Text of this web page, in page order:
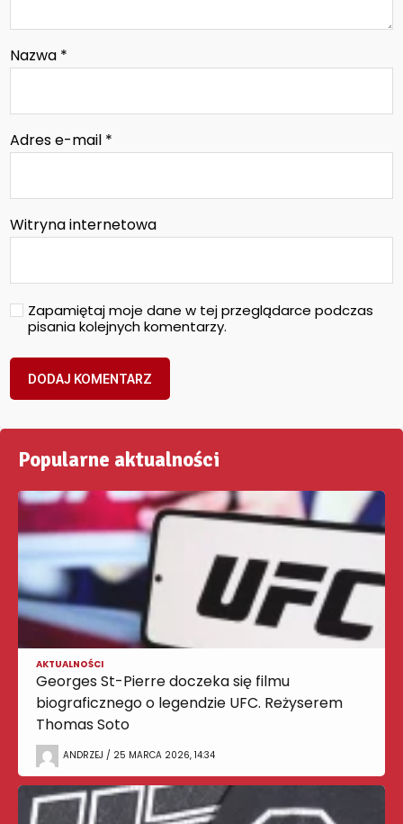
Nazwa *
Adres e-mail *
Witryna internetowa
Zapamiętaj moje dane w tej przeglądarce podczas
pisania kolejnych komentarzy.
Popularne aktualności
AKTUALNOŚCI
Georges St-Pierre doczeka się filmu
biograficznego o legendzie UFC. Reżyserem
Thomas Soto
ANDRZEJ / 25 MARCA 2026, 14:34